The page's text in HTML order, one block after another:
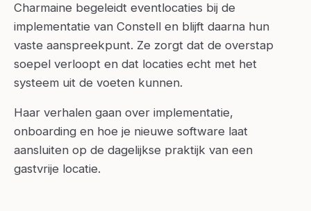
Charmaine begeleidt eventlocaties bij de
implementatie van Constell en blijft daarna hun
vaste aanspreekpunt. Ze zorgt dat de overstap
soepel verloopt en dat locaties echt met het
systeem uit de voeten kunnen.
Haar verhalen gaan over implementatie,
onboarding en hoe je nieuwe software laat
aansluiten op de dagelijkse praktijk van een
gastvrije locatie.